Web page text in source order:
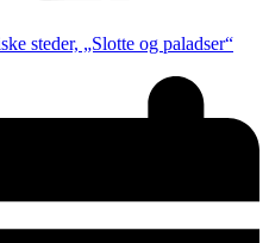
steder, „Slotte og paladser“